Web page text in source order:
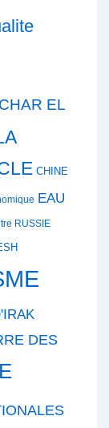
EL
CHINE
EAU
RUSSIE
DES